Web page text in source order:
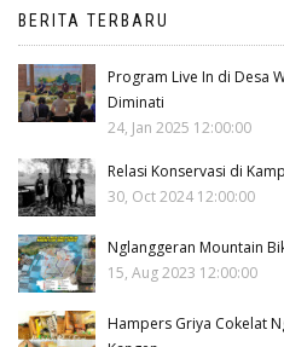
BERITA TERBARU
Program Live In di Desa
Diminati
24, Jan 2025 12:00:00
Relasi Konservasi di
30, Oct 2024 12:00:00
Nglanggeran Mountain
15, Aug 2023 12:00:00
Hampers Griya Cokelat